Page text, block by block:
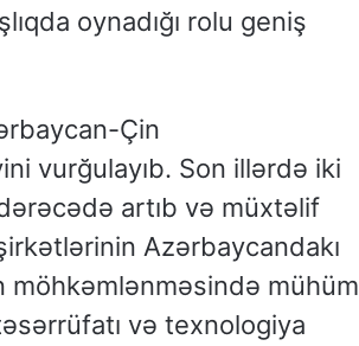
oynadığı rolu geniş
Çin
vurğulayıb. Son illərdə iki
artıb və müxtəlif
Azərbaycandakı
möhkəmlənməsində mühüm
və texnologiya